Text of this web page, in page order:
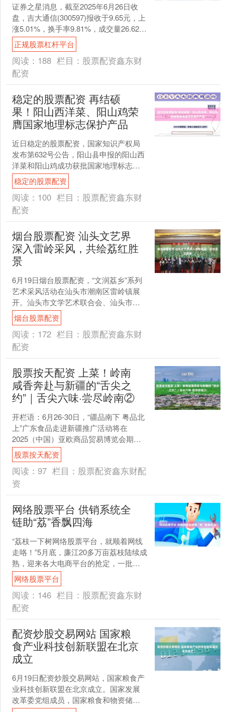
证券之星消息，截至2025年6月26日收
盘，吉大通信(300597)报收于9.65元，上
涨5.01%，换手率9.81%，成交量26.62万
手，成交额2.57亿元....
正规股票杠杆平台
阅读： 188 栏目： 股票配资鑫东财
配资
稳定的股票配资 再结硕
果！阳山西洋菜、阳山鸡荣
膺国家地理标志保护产品
近日稳定的股票配资，国家知识产权局
发布第632号公告，阳山县申报的阳山西
洋菜和阳山鸡成功获批国家地理标志产
品认定。 据了解，这是继阳山淮山之
后，阳山新增的两项国....
稳定的股票配资
阅读： 100 栏目： 股票配资鑫东财
配资
烟台股票配资 汕头文艺界
深入雷岭采风，共绘荔红胜
景
6月19日烟台股票配资，“文润荔乡”系列
艺术采风活动在汕头市潮南区雷岭镇展
开。汕头市文学艺术联合会、汕头市美
术协会、汕头市摄影协会、潮南区摄影
协会等40余位文艺....
烟台股票配资
阅读： 172 栏目： 股票配资鑫东财
配资
股票按天配资 上菜！岭南
咸香奔赴与新疆的“舌尖之
约”｜舌尖六味·尝尽岭南②
开栏语：6月26-30日，“疆品南下 粤品北
上”广东食品走进新疆推广活动将在
2025（中国）亚欧商品贸易博览会期间
举办，广东特色美食集体亮相。即日
起，南方农村报....
股票按天配资
阅读： 97 栏目： 股票配资鑫东财配
资
网络股票平台 供销系统全
链助“荔”香飘四海
“荔枝一下树网络股票平台，就顺着网线
走咯！”5月底，廉江20多万亩荔枝陆续成
熟，迎来各大电商平台的抢定，一批批
新鲜的荔枝从田间采下后直接装箱打
包，用全程冷链配送....
网络股票平台
阅读： 146 栏目： 股票配资鑫东财
配资
配资炒股交易网站 国家粮
食产业科技创新联盟在北京
成立
6月19日配资炒股交易网站，国家粮食产
业科技创新联盟在北京成立。国家发展
改革委党组成员，国家粮食和物资储备